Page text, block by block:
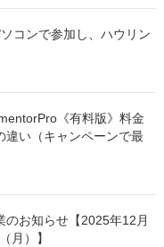
コンで参加し、ハウリン
《有料版》料金
違い（キャンペーンで最
のお知らせ【2025年12月
月）】